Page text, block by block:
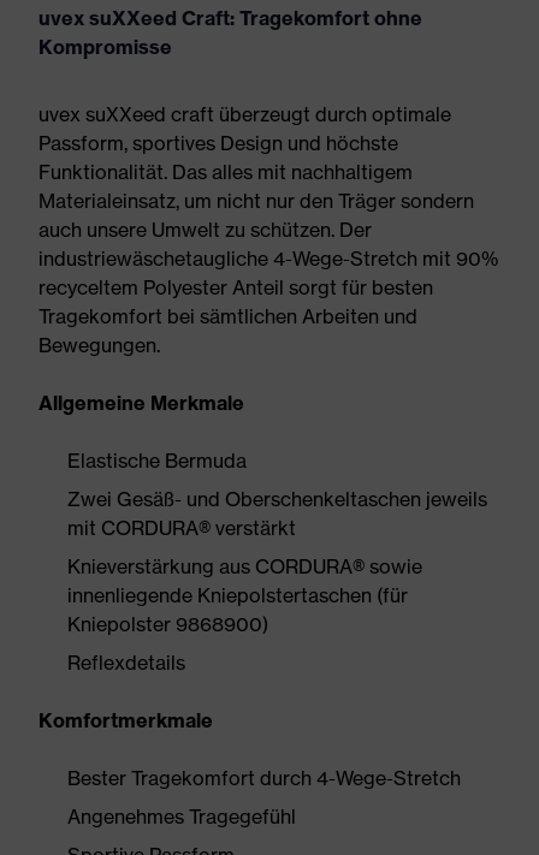
uvex suXXeed Craft: Tragekomfort ohne
Kompromisse
uvex suXXeed craft überzeugt durch optimale
Passform, sportives Design und höchste
Funktionalität. Das alles mit nachhaltigem
Materialeinsatz, um nicht nur den Träger sondern
auch unsere Umwelt zu schützen. Der
industriewäschetaugliche 4-Wege-Stretch mit 90%
recyceltem Polyester Anteil sorgt für besten
Tragekomfort bei sämtlichen Arbeiten und
Bewegungen.
Allgemeine Merkmale
Elastische Bermuda
Zwei Gesäß- und Oberschenkeltaschen jeweils
mit CORDURA® verstärkt
Knieverstärkung aus CORDURA® sowie
innenliegende Kniepolstertaschen (für
Kniepolster 9868900)
Reflexdetails
Komfortmerkmale
Bester Tragekomfort durch 4-Wege-Stretch
Angenehmes Tragegefühl